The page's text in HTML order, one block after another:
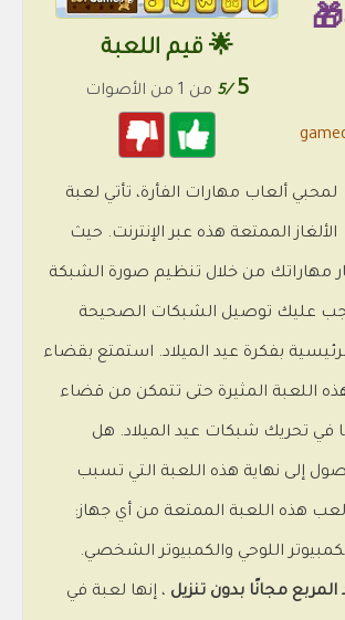
🌟 قيم اللعبة
5
/5 من 1 من الأصوات
لمحبي ألعاب مهارات الفأرة، تأتي لعبة
الألغاز الممتعة هذه عبر الإنترنت. حيث
مهاراتك من خلال تنظيم صورة الشبكة
عليك توصيل الشبكات الصحيحة
بفكرة عيد الميلاد. استمتع بقضاء
اللعبة المثيرة حتى تتمكن من قضاء
في تحريك شبكات عيد الميلاد. هل
إلى نهاية هذه اللعبة التي تسبب
لعب هذه اللعبة الممتعة من أي جهاز:
اللوحي والكمبيوتر الشخصي.
مجانًا بدون تنزيل ، إنها لعبة في